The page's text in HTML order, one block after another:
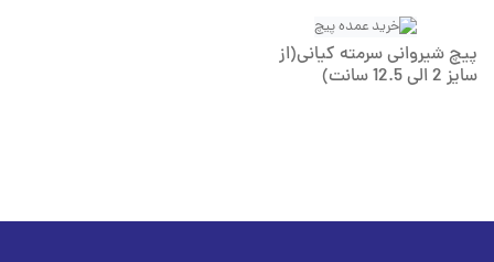
پیچ شیروانی سرمته کیانی(از
سایز 2 الی 12.5 سانت)